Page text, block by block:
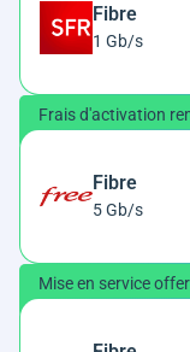
Fibre
1 Gb/s
Frais d'activation
Fibre
5 Gb/s
Mise en service